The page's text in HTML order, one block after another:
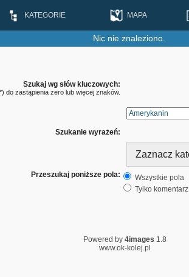
KATEGORIE MAPA
Nic nie znaleziono.
Szukaj wg słów kluczowych:
do zastąpienia zero lub więcej znaków.
Szukanie wyrażeń:
Przeszukaj poniższe pola: Wszystkie pola
Tylko komentarz
Powered by 4images 1.8
www.ok-kolej.pl